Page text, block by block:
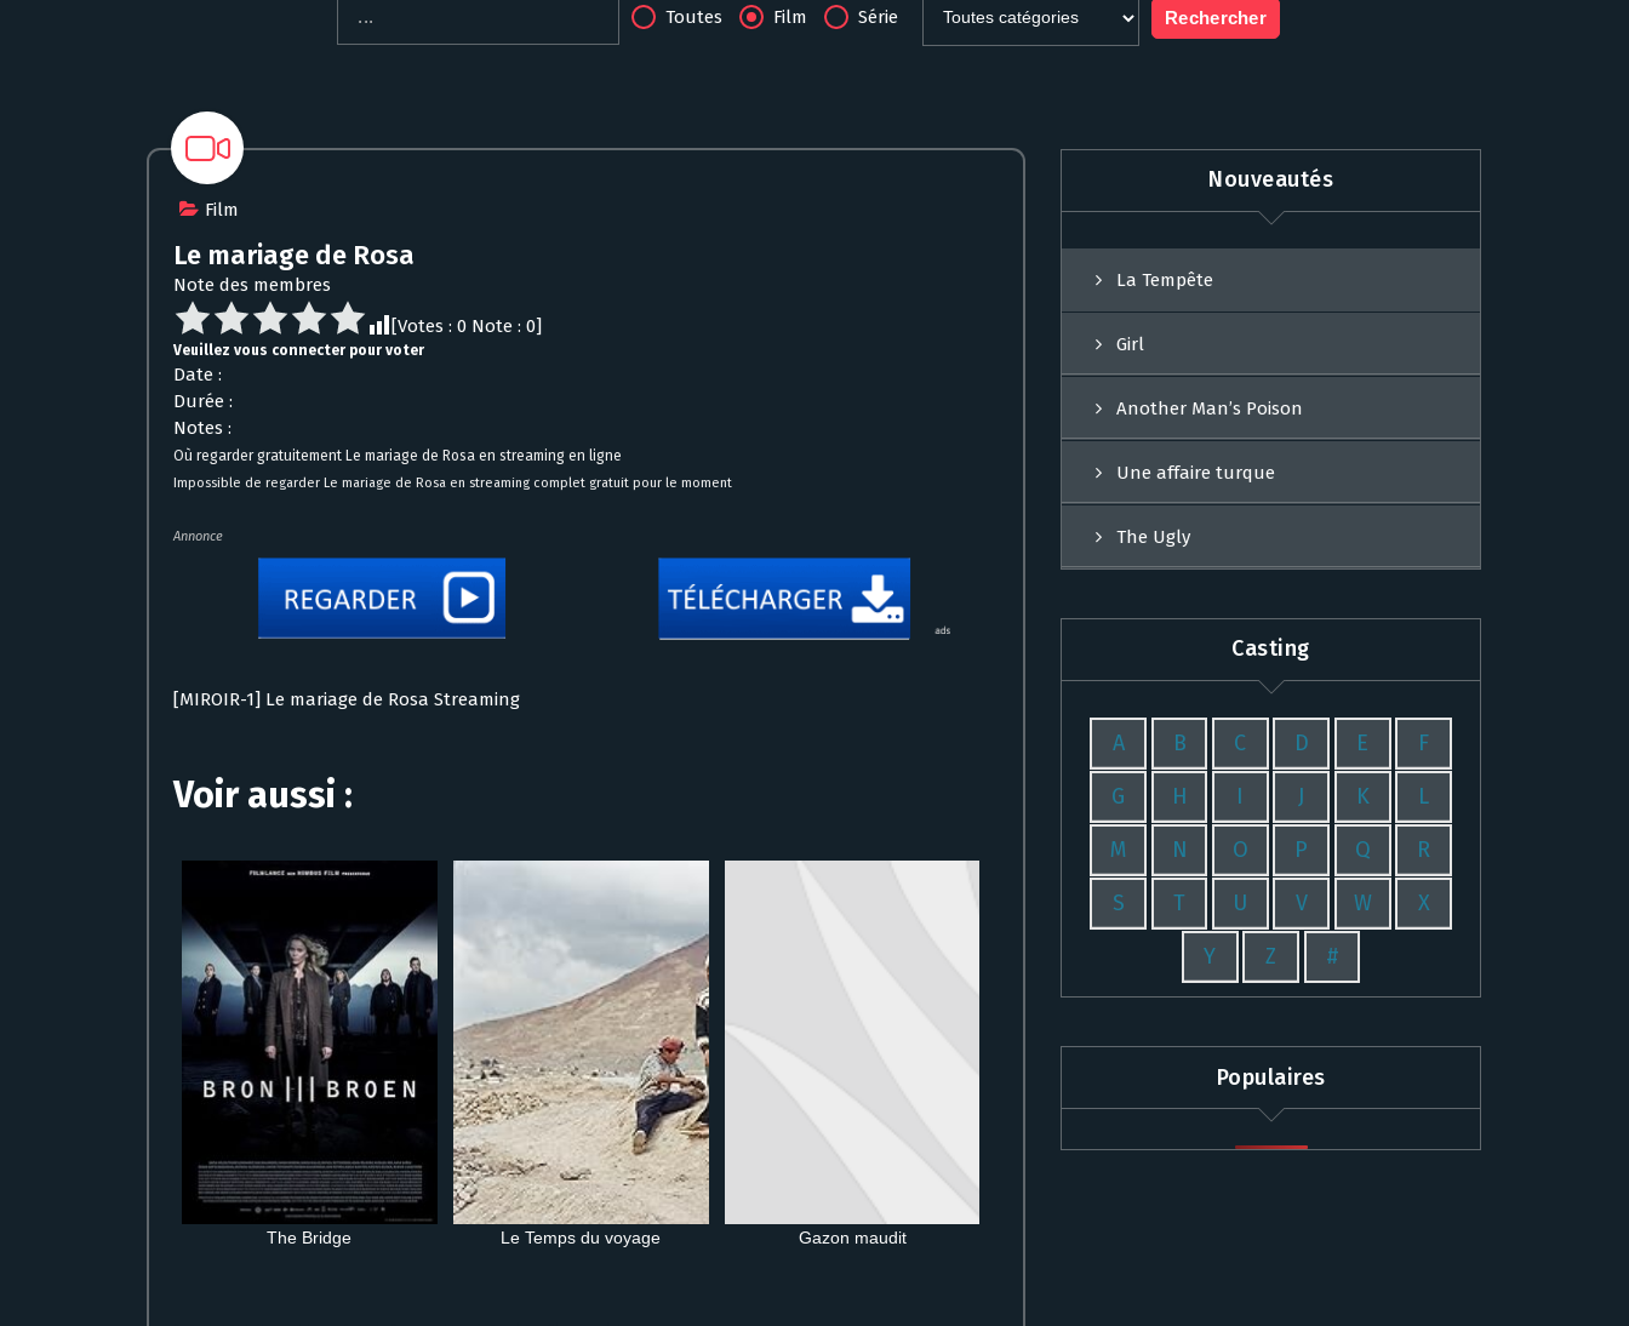
Toutes Film Série
Film
Le mariage de Rosa
Note des membres
[Votes : 0 Note : 0]
Veuillez vous connecter pour voter
Date :
Durée :
Notes :
Où regarder gratuitement Le mariage de Rosa en streaming en ligne
Impossible de regarder Le mariage de Rosa en streaming complet gratuit pour le moment
Annonce
[MIROIR-1] Le mariage de Rosa Streaming
Voir aussi :
The Bridge Le Temps du voyage Gazon maudit
Nouveautés
La Tempête
Girl
Another Man’s Poison
Une affaire turque
The Ugly
Casting
A B C D E F
G H I J K L
M N O P Q R
S T U V W X
Y Z #
Populaires